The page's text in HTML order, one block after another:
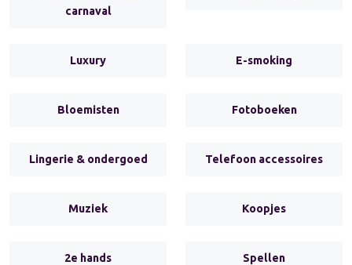
carnaval
Luxury E-smoking
Bloemisten Fotoboeken
Lingerie & ondergoed Telefoon accessoires
Muziek Koopjes
2e hands Spellen